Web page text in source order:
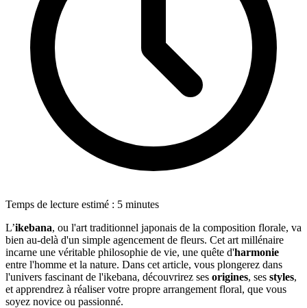
Temps de lecture estimé : 5 minutes
L’ikebana, ou l'art traditionnel japonais de la composition florale, va
bien au-delà d'un simple agencement de fleurs. Cet art millénaire
incarne une véritable philosophie de vie, une quête d'harmonie
entre l'homme et la nature. Dans cet article, vous plongerez dans
l'univers fascinant de l'ikebana, découvrirez ses origines, ses styles,
et apprendrez à réaliser votre propre arrangement floral, que vous
soyez novice ou passionné.